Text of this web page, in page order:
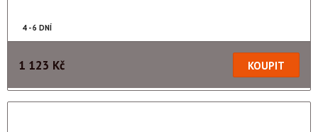
4 - 6 DNÍ
1 123 Kč